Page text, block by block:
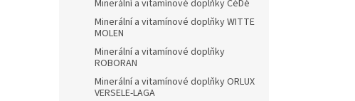
Minerální a vitamínové doplňky CéDé
Minerální a vitamínové doplňky WITTE
MOLEN
Minerální a vitamínové doplňky
ROBORAN
Minerální a vitamínové doplňky ORLUX
VERSELE-LAGA